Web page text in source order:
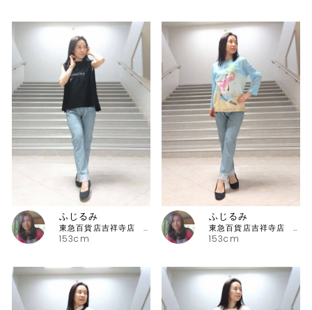
153cm
ふじるみ
東急百貨店吉祥寺店 ピッコーネ
153cm
ふじるみ
東急百貨店吉祥寺店 ピッコーネ